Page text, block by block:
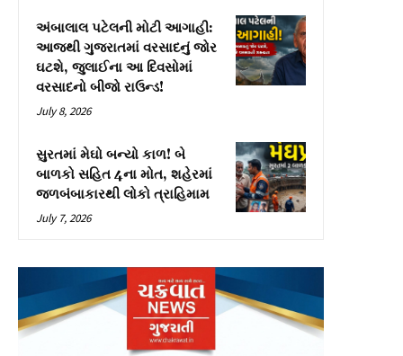
અંબાલાલ પટેલની મોટી આગાહી:
આજથી ગુજરાતમાં વરસાદનું જોર
ઘટશે, જુલાઈના આ દિવસોમાં
વરસાદનો બીજો રાઉન્ડ!
July 8, 2026
સુરતમાં મેઘો બન્યો કાળ! બે
બાળકો સહિત 4ના મોત, શહેરમાં
જળબંબાકારથી લોકો ત્રાહિમામ
July 7, 2026